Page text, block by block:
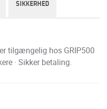
SIKKERHED
tilgængelig hos GRIP500
· Sikker betaling.